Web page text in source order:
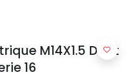
M14X1.5 Droit
16